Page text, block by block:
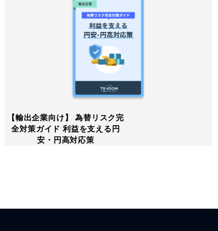
【輸出企業向け】 為替リスク完
全対策ガイド 利益を支える円
安・円高対応策